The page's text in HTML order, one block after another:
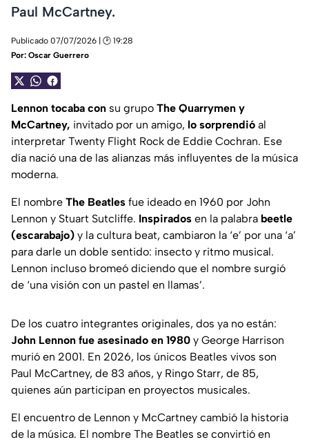
Paul McCartney.
Publicado 07/07/2026 | 🕑 19:28
Por: Oscar Guerrero
Lennon tocaba con su grupo The Quarrymen y
McCartney, invitado por un amigo, lo sorprendió al
interpretar Twenty Flight Rock de Eddie Cochran. Ese
día nació una de las alianzas más influyentes de la música
moderna.
El nombre The Beatles fue ideado en 1960 por John
Lennon y Stuart Sutcliffe. Inspirados en la palabra beetle
(escarabajo) y la cultura beat, cambiaron la ‘e’ por una ‘a’
para darle un doble sentido: insecto y ritmo musical.
Lennon incluso bromeó diciendo que el nombre surgió
de ‘una visión con un pastel en llamas’.
De los cuatro integrantes originales, dos ya no están:
John Lennon fue asesinado en 1980 y George Harrison
murió en 2001. En 2026, los únicos Beatles vivos son
Paul McCartney, de 83 años, y Ringo Starr, de 85,
quienes aún participan en proyectos musicales.
El encuentro de Lennon y McCartney cambió la historia
de la música. El nombre The Beatles se convirtió en